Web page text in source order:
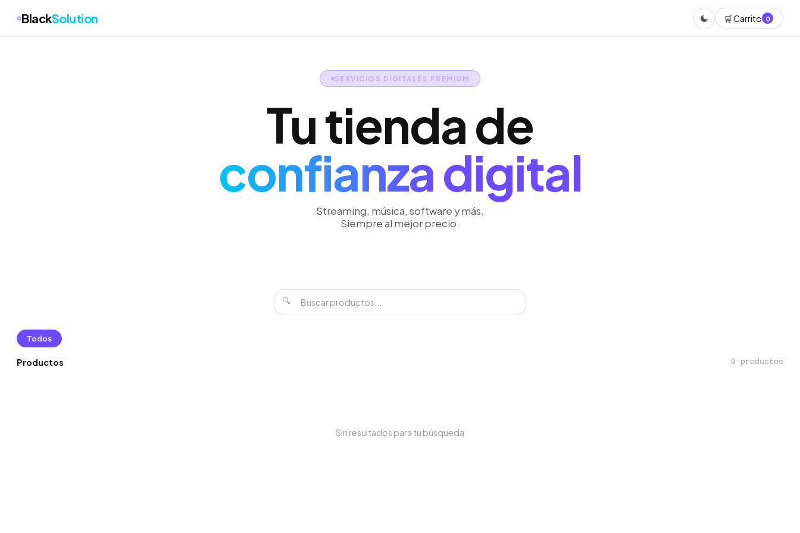
BlackSolution 🛒 Carrito 0
SERVICIOS DIGITALES PREMIUM
Tu tienda de
confianza digital
Streaming, música, software y más.
Siempre al mejor precio.
🔍
Todos
Productos 0 productos
Sin resultados para tu búsqueda